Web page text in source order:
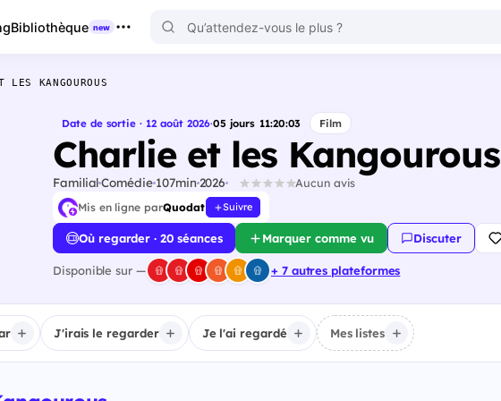
Bibliothèque new
LES KANGOUROUS
Date de sortie · 12 août 2026·05 jours 11:20:01 Film
Charlie et les Kangourous
FamilialComédie107min 2026 Aucun avis
Mis en ligne parQuodat Suivre
Où regarder · 20 séances Marquer comme vu Discuter
Disponible sur — + 7 autres plateformes
J'irais le regarder Je l'ai regardé Mes listes